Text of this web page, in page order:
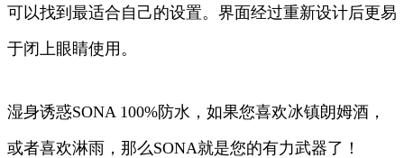
可以找到最适合自己的设置。界面经过重新设计后更易
于闭上眼睛使用。
湿身诱惑SONA 100%防水，如果您喜欢冰镇朗姆酒，
或者喜欢淋雨，那么SONA就是您的有力武器了！